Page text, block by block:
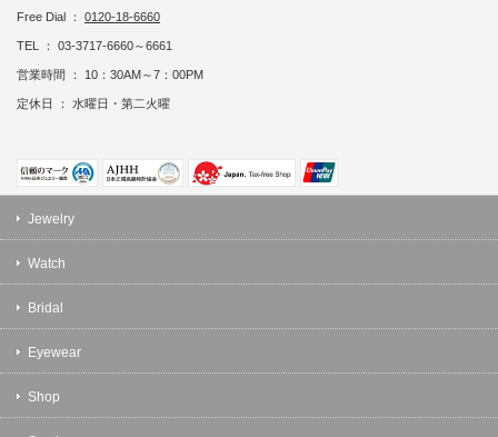
Free Dial ： 0120-18-6660
TEL ： 03-3717-6660～6661
営業時間 ： 10：30AM～7：00PM
定休日 ： 水曜日・第二火曜
Jewelry
Watch
Bridal
Eyewear
Shop